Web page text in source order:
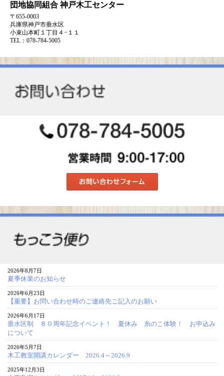
団地協同組合神戸木工センター
〒655-0003
兵庫県神戸市垂水区
小束山本町１丁目４−１１
TEL：078-784-5005
2026年8月7日
夏季休業のお知らせ
2026年6月23日
【重要】お問い合わせ時のご連絡先ご記入のお願い
2026年6月17日
垂水区制 ８０周年記念イベント！ 夏休み 糸のこ体験！ お申込み
について
2026年5月7日
木工教室開講カレンダー 2026.4～2026.9
2025年12月3日